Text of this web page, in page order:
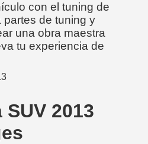
con el tuning de
partes de tuning y
una obra maestra
tu experiencia de
2013